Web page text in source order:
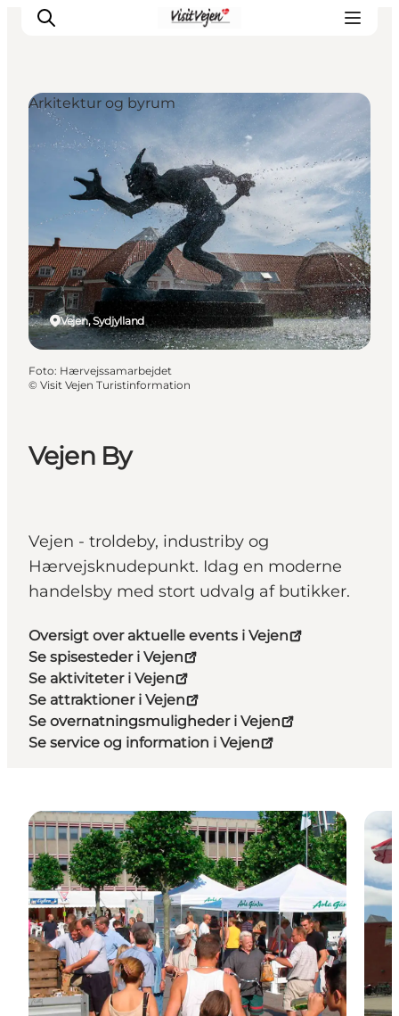
Spise
Sove
Natur
Se og oplev
Byer
Events
Udforsk
Vejen By
Vejen - troldeby, industriby og
Hærvejsknudepunkt. Idag en moderne
handelsby med stort udvalg af butikker.
Oversigt over aktuelle events i Vejen
Se spisesteder i Vejen
Se aktiviteter i Vejen
Se attraktioner i Vejen
Se overnatningsmuligheder i Vejen
Se service og information i Vejen
Vejen, Sydjylland
Arkitektur og byrum
Foto: Hærvejssamarbejdet
© Visit Vejen Turistinformation